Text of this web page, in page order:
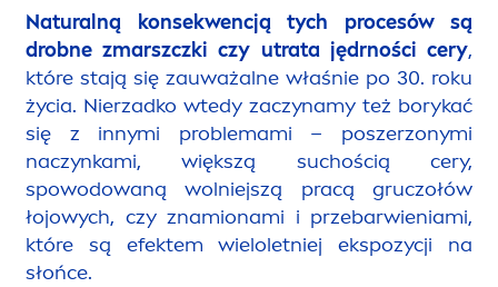
Naturalną konsekwencją tych procesów są
drobne zmarszczki czy utrata jędrności cery,
które stają się zauważalne właśnie po 30. roku
życia. Nierzadko wtedy zaczynamy też borykać
się z innymi problemami – poszerzonymi
naczynkami, większą suchością cery,
spowodowaną wolniejszą pracą gruczołów
łojowych, czy znamionami i przebarwieniami,
które są efektem wieloletniej ekspozycji na
słońce.